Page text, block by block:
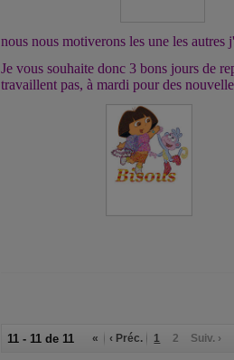
nous nous motiverons les une les autres
Je vous souhaite donc 3 bons jours de
travaillent pas, à mardi pour des
11 - 11 de 11 « ‹ Préc. 1 2 Suiv. ›